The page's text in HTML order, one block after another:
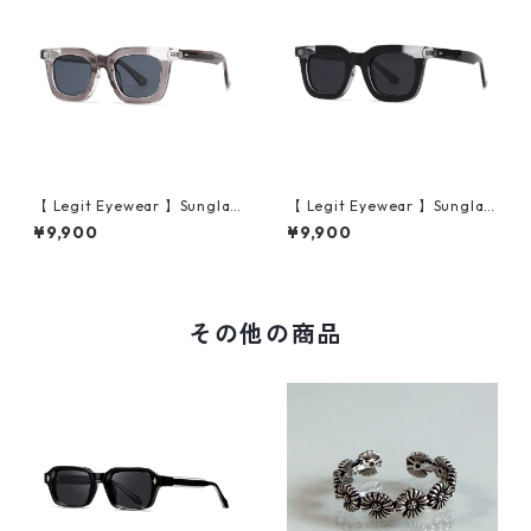
【 Legit Eyewear 】Sunglas
ses Konoe (Clear Grey/Gre
y)
¥9,900
【 Legit Eyewear 】Sunglas
ses Konoe (Black Clear/Gre
y)
¥9,900
その他の商品